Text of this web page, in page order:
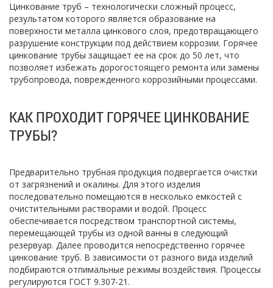
Цинкование труб – технологически сложный процесс,
результатом которого является образование на
поверхности металла цинкового слоя, предотвращающего
разрушение конструкции под действием коррозии. Горячее
цинкование трубы защищает ее на срок до 50 лет, что
позволяет избежать дорогостоящего ремонта или замены
трубопровода, поврежденного коррозийными процессами.
КАК ПРОХОДИТ ГОРЯЧЕЕ ЦИНКОВАНИЕ
ТРУБЫ?
Предварительно трубная продукция подвергается очистки
от загрязнений и окалины. Для этого изделия
последовательно помещаются в несколько емкостей с
очистительными растворами и водой. Процесс
обеспечивается посредством транспортной системы,
перемещающей трубы из одной ванны в следующий
резервуар. Далее проводится непосредственно горячее
цинкование труб. В зависимости от разного вида изделий
подбираются отпимальные режимы воздействия. Процессы
регулируются ГОСТ 9.307-21.